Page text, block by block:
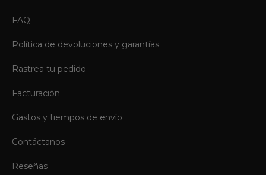
FAQ
Política de devoluciones y garantías
Rastrea tu pedido
Facturación
Gastos y tiempos de envío
Contáctanos
Reseñas